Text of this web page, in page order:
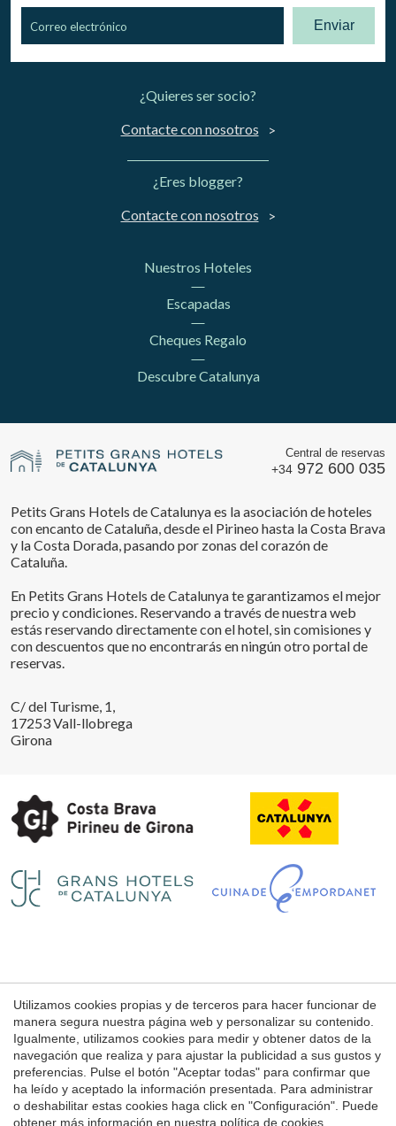
Enviar
¿Quieres ser socio?
Contacte con nosotros
¿Eres blogger?
Contacte con nosotros
Nuestros Hoteles
Escapadas
Cheques Regalo
Descubre Catalunya
Central de reservas
+34 972 600 035
Petits Grans Hotels de Catalunya es la asociación de hoteles
con encanto de Cataluña, desde el Pirineo hasta la Costa Brava
y la Costa Dorada, pasando por zonas del corazón de
Cataluña.
En Petits Grans Hotels de Catalunya te garantizamos el mejor
precio y condiciones. Reservando a través de nuestra web
estás reservando directamente con el hotel, sin comisiones y
con descuentos que no encontrarás en ningún otro portal de
reservas.
C/ del Turisme, 1,
17253 Vall-llobrega
Girona
Aviso Legal
Condiciones de uso de la web
Política de Cookies
© 1998 - 2026
Utilizamos cookies propias y de terceros para hacer funcionar de
manera segura nuestra página web y personalizar su contenido.
Igualmente, utilizamos cookies para medir y obtener datos de la
navegación que realiza y para ajustar la publicidad a sus gustos y
preferencias. Pulse el botón "Aceptar todas" para confirmar que
ha leído y aceptado la información presentada. Para administrar
o deshabilitar estas cookies haga click en "Configuración". Puede
obtener más información en nuestra política de cookies
Guardar configuración Aceptar todas